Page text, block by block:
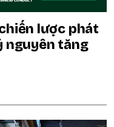
lược phát
nguyên tăng